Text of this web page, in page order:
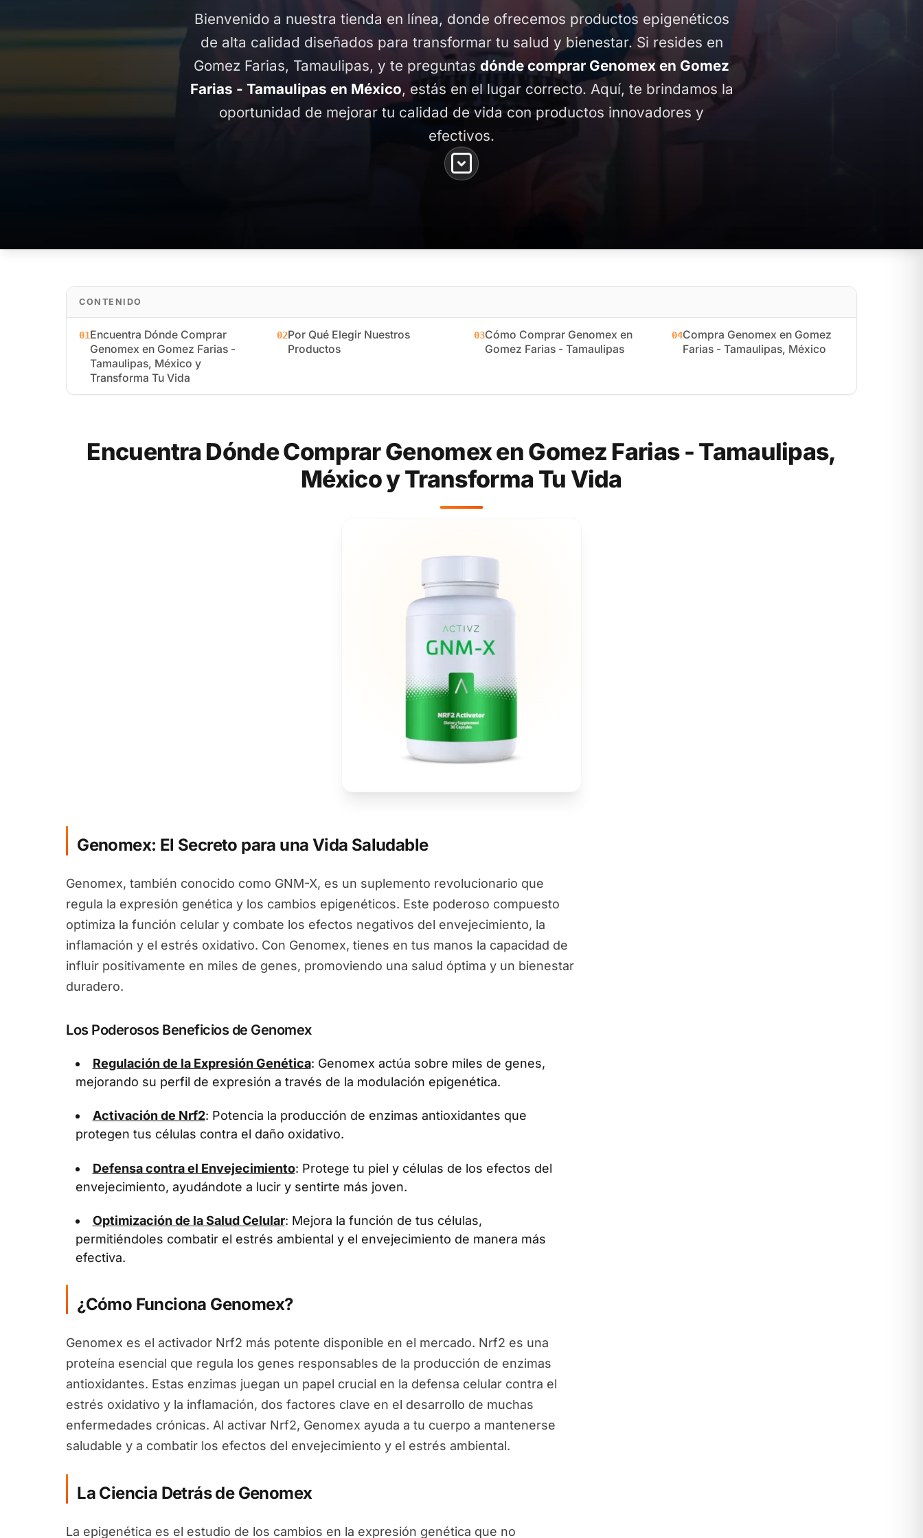
Bienvenido a nuestra tienda en línea, donde ofrecemos productos epigenéticos
de alta calidad diseñados para transformar tu salud y bienestar. Si resides en
Gomez Farias, Tamaulipas, y te preguntas dónde comprar Genomex en Gomez
Farias - Tamaulipas en México, estás en el lugar correcto. Aquí, te brindamos la
oportunidad de mejorar tu calidad de vida con productos innovadores y
efectivos.
CONTENIDO
01Encuentra Dónde Comprar
Genomex en Gomez Farias -
Tamaulipas, México y
Transforma Tu Vida
02Por Qué Elegir Nuestros
Productos
03Cómo Comprar Genomex en
Gomez Farias - Tamaulipas
04Compra Genomex en Gomez
Farias - Tamaulipas, México
Encuentra Dónde Comprar Genomex en Gomez Farias - Tamaulipas,
México y Transforma Tu Vida
Genomex: El Secreto para una Vida Saludable
Genomex, también conocido como GNM-X, es un suplemento revolucionario que
regula la expresión genética y los cambios epigenéticos. Este poderoso compuesto
optimiza la función celular y combate los efectos negativos del envejecimiento, la
inflamación y el estrés oxidativo. Con Genomex, tienes en tus manos la capacidad de
influir positivamente en miles de genes, promoviendo una salud óptima y un bienestar
duradero.
Los Poderosos Beneficios de Genomex
Regulación de la Expresión Genética: Genomex actúa sobre miles de genes,
mejorando su perfil de expresión a través de la modulación epigenética.
Activación de Nrf2: Potencia la producción de enzimas antioxidantes que
protegen tus células contra el daño oxidativo.
Defensa contra el Envejecimiento: Protege tu piel y células de los efectos del
envejecimiento, ayudándote a lucir y sentirte más joven.
Optimización de la Salud Celular: Mejora la función de tus células,
permitiéndoles combatir el estrés ambiental y el envejecimiento de manera más
efectiva.
¿Cómo Funciona Genomex?
Genomex es el activador Nrf2 más potente disponible en el mercado. Nrf2 es una
proteína esencial que regula los genes responsables de la producción de enzimas
antioxidantes. Estas enzimas juegan un papel crucial en la defensa celular contra el
estrés oxidativo y la inflamación, dos factores clave en el desarrollo de muchas
enfermedades crónicas. Al activar Nrf2, Genomex ayuda a tu cuerpo a mantenerse
saludable y a combatir los efectos del envejecimiento y el estrés ambiental.
La Ciencia Detrás de Genomex
La epigenética es el estudio de los cambios en la expresión genética que no